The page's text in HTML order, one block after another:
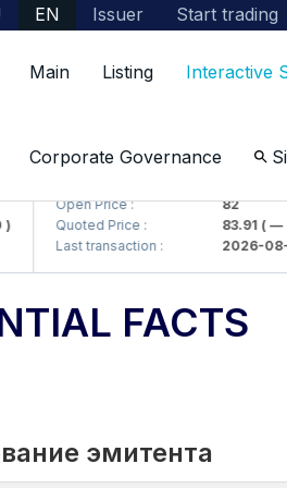
EN Issuer Start trading
Main Listing Interactive
Corporate Governance
Open Price :
82
Quoted Price :
83.91( —
Last transaction :
2026-08-07
FACTS
эмитента